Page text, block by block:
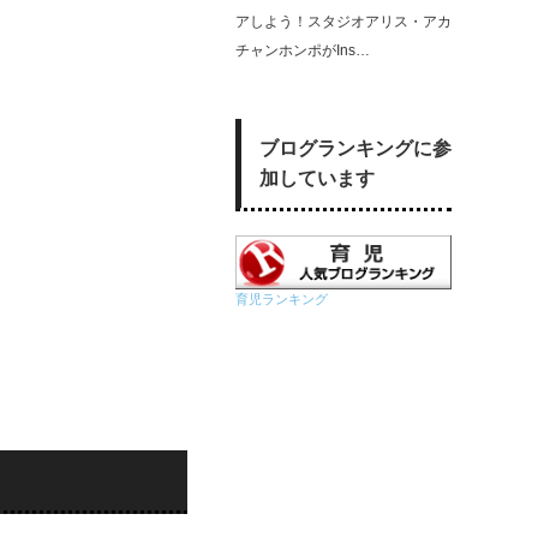
アしよう！スタジオアリス・アカ
チャンホンポがIns…
ブログランキングに参
加しています
育児ランキング